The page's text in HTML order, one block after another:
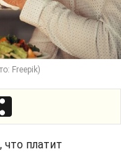
Freepik)
что платит